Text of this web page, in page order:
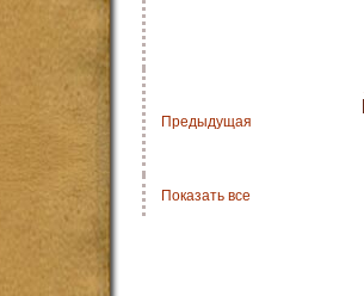
Предыдущая
Показать все